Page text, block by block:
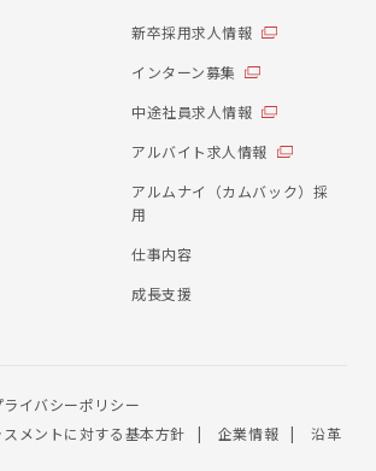
新卒採用求人情報
インターン募集
中途社員求人情報
アルバイト求人情報
アルムナイ（カムバック）採
用
仕事内容
成長支援
ライバシーポリシー
メントに対する基本方針
企業情報
沿革